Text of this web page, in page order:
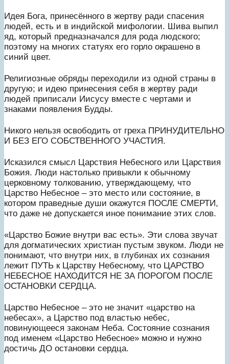
Идея Бога, принесённого в жертву ради спасения
людей, есть и в индийской мифологии. Шива выпил
яд, который предназначался для рода людского;
поэтому на многих статуях его горло окрашено в
синий цвет.
Религиозные обряды переходили из одной страны в
другую; и идею принесения себя в жертву ради
людей приписали Иисусу вместе с чертами и
знаками появления Будды.
Никого нельзя освободить от греха ПРИНУДИТЕЛЬНО
И БЕЗ ЕГО СОБСТВЕННОГО УЧАСТИЯ.
Исказился смысл Царствия Небесного или Царствия
Божия. Люди настолько привыкли к обычному
церковному толкованию, утверждающему, что
Царство Небесное – это место или состояние, в
котором праведные души окажутся ПОСЛЕ СМЕРТИ,
что даже не допускается иное понимание этих слов.
«Царство Божие внутри вас есть». Эти слова звучат
для догматических христиан пустым звуком. Люди не
понимают, что внутри них, в глубинах их сознания
лежит ПУТЬ к Царству Небесному, что ЦАРСТВО
НЕБЕСНОЕ НАХОДИТСЯ НЕ ЗА ПОРОГОМ ПОСЛЕ
ОСТАНОВКИ СЕРДЦА.
Царство Небесное – это не значит «царство на
небесах», а Царство под властью небес,
повинующееся законам Неба. Состояние сознания
под именем «Царство Небесное» можно и нужно
достичь ДО остановки сердца.